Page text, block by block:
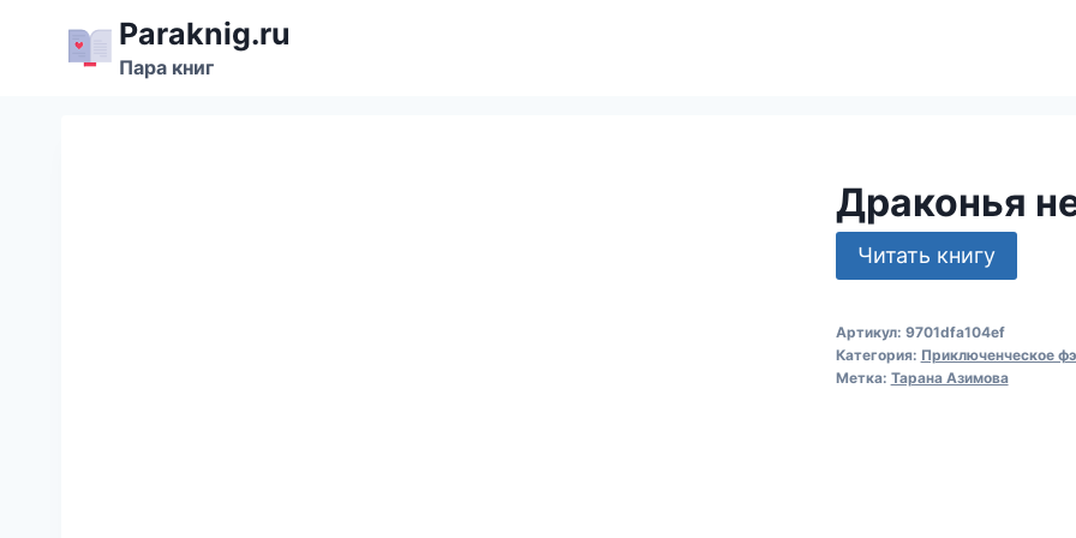
содержимому
Paraknig.ru
Пара книг
Драконья
Читать книгу
Артикул: 9701dfa104ef
Категория: Приключенческое
Метка: Тарана Азимова